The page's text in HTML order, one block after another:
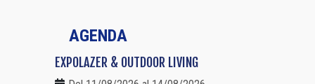
AGENDA
EXPOLAZER & OUTDOOR LIVING